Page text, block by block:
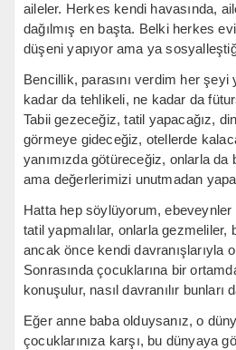
aileler. Herkes kendi havasında,
dağılmış en başta. Belki herkes
düşeni yapıyor ama ya
Bencillik, parasını verdim her şeyi
kadar da tehlikeli, ne kadar da
Tabii gezeceğiz, tatil yapacağız,
görmeye gideceğiz, otellerde
yanımızda götüreceğiz, onlarla
ama değerlerimizi unutmadan
Hatta hep söylüyorum, ebeveynler
tatil yapmalılar, onlarla
ancak önce kendi davranışlarıyla
Sonrasında çocuklarına bir
konuşulur, nasıl davranılır bunları
Eğer anne baba olduysanız, o
çocuklarınıza karşı, bu dünyaya